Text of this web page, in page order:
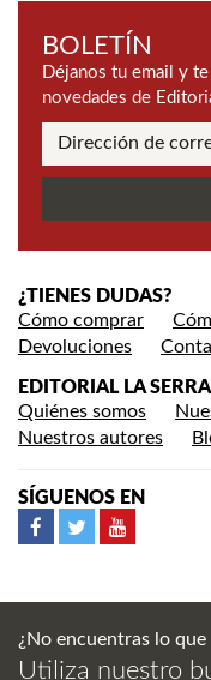
BOLETÍN
Déjanos tu email y
novedades de
¿TIENES DUDAS?
Cómo comprar
Devoluciones
EDITORIAL LA
Quiénes somos
Nuestros autores
SÍGUENOS EN
¿No encuentras lo que
Utiliza nuestro